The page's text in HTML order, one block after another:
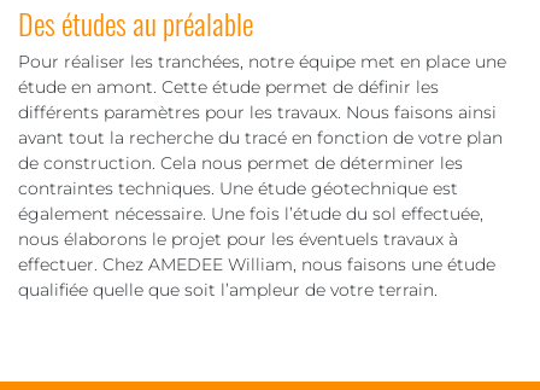
Des études au préalable
Pour réaliser les tranchées, notre équipe met en place une
étude en amont. Cette étude permet de définir les
différents paramètres pour les travaux. Nous faisons ainsi
avant tout la recherche du tracé en fonction de votre plan
de construction. Cela nous permet de déterminer les
contraintes techniques. Une étude géotechnique est
également nécessaire. Une fois l’étude du sol effectuée,
nous élaborons le projet pour les éventuels travaux à
effectuer. Chez AMEDEE William, nous faisons une étude
qualifiée quelle que soit l’ampleur de votre terrain.